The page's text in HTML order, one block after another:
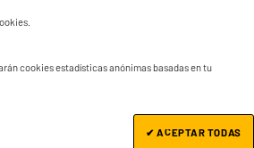
de las placas : Cerámicas
cookies estadísticas anónimas basadas en tu
✔ ACEPTAR TODAS